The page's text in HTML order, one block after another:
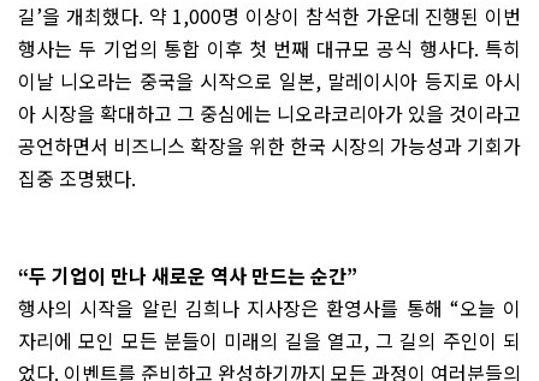
길’을 개최했다. 약 1,000명 이상이 참석한 가운데 진행된 이번
행사는 두 기업의 통합 이후 첫 번째 대규모 공식 행사다.특히
이날 니오라는 중국을 시작으로 일본, 말레이시아 등지로 아시
아 시장을 확대하고 그 중심에는 니오라코리아가 있을 것이라고
공언하면서 비즈니스 확장을 위한 한국 시장의 가능성과 기회가
집중 조명됐다.
“두 기업이 만나 새로운 역사 만드는 순간”
행사의 시작을 알린 김희나 지사장은 환영사를 통해 “오늘 이
자리에 모인 모든 분들이 미래의 길을 열고, 그 길의 주인이 되
었다. 이벤트를 준비하고 완성하기까지 모든 과정이 여러분들의